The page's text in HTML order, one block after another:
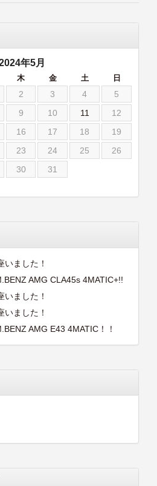
年5月
木 金 土 日
2 3 4
5
9 10 11
12
16 17 18
19
23 24 25
26
30
31
ました！
AMG CLA45s 4MATIC+!!
ました！
ました！
AMG E43 4MATIC！！